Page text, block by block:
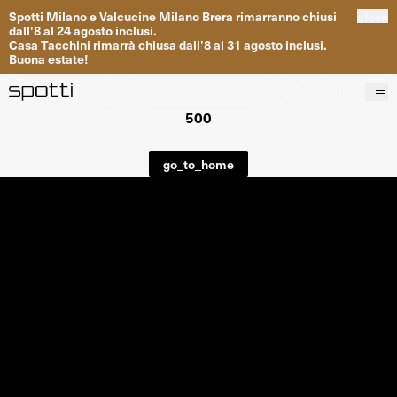
Spotti MilanoeValcucine Milano Brera rimarrannochiusi
dall'8al 24agosto inclusi.
Casa Tacchini rimarrà chiusa dall'8al 31 agosto inclusi.
Buona estate!
Progetti
500
go_to_home